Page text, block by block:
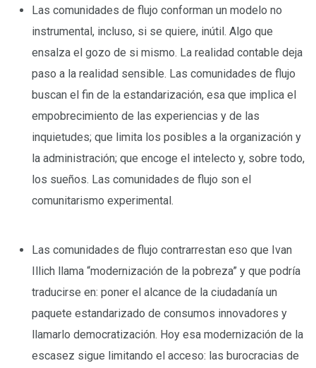
Las comunidades de flujo conforman un modelo no
instrumental, incluso, si se quiere, inútil. Algo que
ensalza el gozo de si mismo. La realidad contable deja
paso a la realidad sensible. Las comunidades de flujo
buscan el fin de la estandarización, esa que implica el
empobrecimiento de las experiencias y de las
inquietudes; que limita los posibles a la organización y
la administración; que encoge el intelecto y, sobre todo,
los sueños. Las comunidades de flujo son el
comunitarismo experimental.
Las comunidades de flujo contrarrestan eso que Ivan
Illich llama “modernización de la pobreza” y que podría
traducirse en: poner el alcance de la ciudadanía un
paquete estandarizado de consumos innovadores y
llamarlo democratización. Hoy esa modernización de la
escasez sigue limitando el acceso: las burocracias de